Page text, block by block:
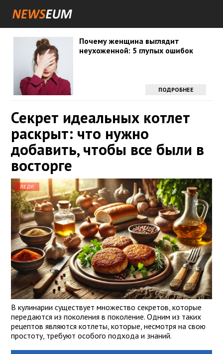
Почему женщина выглядит
неухоженной: 5 глупых ошибок
ПОДРОБНЕЕ
Секрет идеальных котлет
раскрыт: что нужно
добавить, чтобы все были в
восторге
ЛЕДИ
В кулинарии существует множество секретов, которые
передаются из поколения в поколение. Одним из таких
рецептов являются котлеты, которые, несмотря на свою
простоту, требуют особого подхода и знаний.